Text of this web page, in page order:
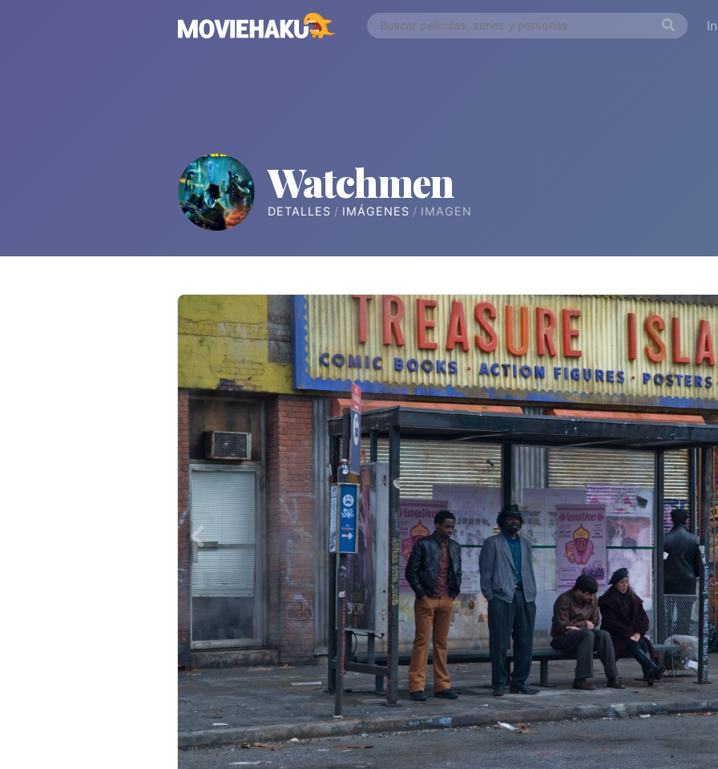
Watchmen
DETALLES IMÁGENES IMAGEN